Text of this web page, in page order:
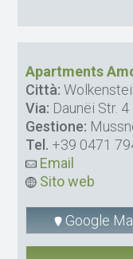
Apartments
Città:
Via: Daunëi Str. 4
Gestione:
Tel. +39 0471
Email
Sito web
Google